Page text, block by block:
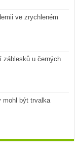
ve zrychleném
záblesků u černých
mohl být trvalka